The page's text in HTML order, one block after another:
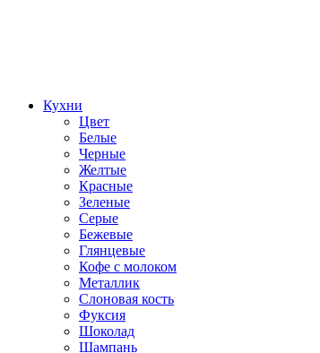
Кухни
Цвет
Белые
Черные
Желтые
Красные
Зеленые
Серые
Бежевые
Глянцевые
Кофе с молоком
Металлик
Слоновая кость
Фуксия
Шоколад
Шампань